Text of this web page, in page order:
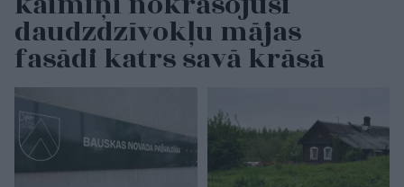
daudzdzīvokļu mājas
fasādi katrs savā krāsā